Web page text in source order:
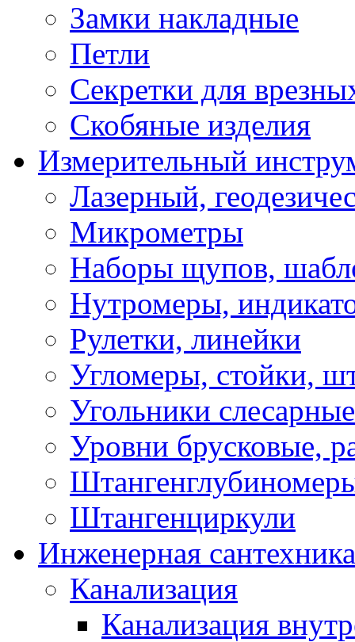
Замки накладные
Петли
Секретки для
Скобяные изделия
Измерительный
Лазерный,
Микрометры
Наборы щупов,
Нутромеры,
Рулетки, линейки
Угломеры, стойки,
Угольники слесарные
Уровни брусковые,
Штангенциркули
Инженерная сантехника
Канализация
Канализация